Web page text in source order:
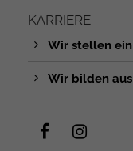
KARRIERE
Wir stellen ein
Wir bilden aus